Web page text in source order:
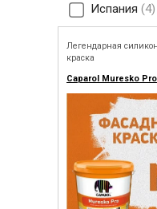
Испания 4
Легендарная
краска
Caparol Muresko